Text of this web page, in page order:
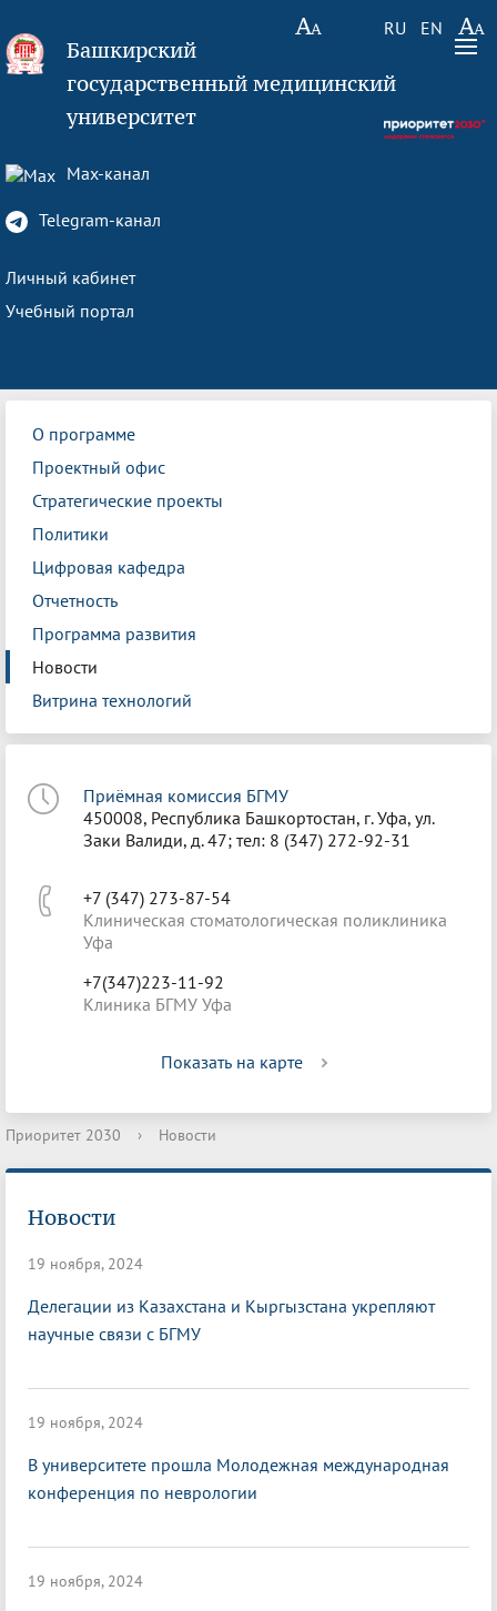
RU EN
Башкирский
государственный медицинский
университет
Max-канал
Telegram-канал
Личный кабинет
Учебный портал
О программе
Проектный офис
Стратегические проекты
Политики
Цифровая кафедра
Отчетность
Программа развития
Новости
Витрина технологий
Приёмная комиссия БГМУ
450008, Республика Башкортостан, г. Уфа, ул.
Заки Валиди, д. 47; тел: 8 (347) 272-92-31
+7 (347) 273-87-54
Клиническая стоматологическая поликлиника
Уфа
+7(347)223-11-92
Клиника БГМУ Уфа
Показать на карте
Приоритет 2030 › Новости
Новости
19 ноября, 2024
Делегации из Казахстана и Кыргызстана укрепляют
научные связи с БГМУ
19 ноября, 2024
В университете прошла Молодежная международная
конференция по неврологии
19 ноября, 2024